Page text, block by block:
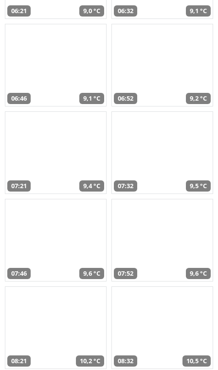
06:21 9,0 °C 06:32 9,1 °C
06:46 9,1 °C 06:52 9,2 °C
07:21 9,4 °C 07:32 9,5 °C
07:46 9,6 °C 07:52 9,6 °C
08:21 10,2 °C 08:32 10,5 °C